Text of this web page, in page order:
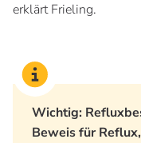
erklärt Frieling.
Wichtig:
Beweis für